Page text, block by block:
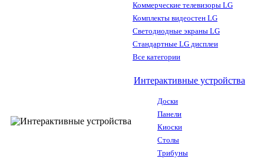
Коммерческие телевизоры LG
Комплекты видеостен LG
Светодиодные экраны LG
Стандартные LG дисплеи
Все категории
Интерактивные устройства
Доски
Панели
Киоски
Столы
Трибуны